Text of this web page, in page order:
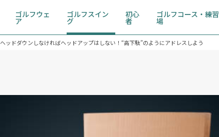
ゴルフウェ
ア
ゴルフスイン
グ
初心
者
ゴルフコース・練習
場
ヘッドダウンしなければヘッドアップはしない！“高下駄”のようにアドレスしよう